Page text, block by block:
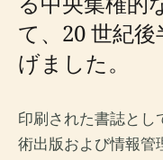
て、20 世紀
げました。
印刷された書誌とし
術出版および情報管